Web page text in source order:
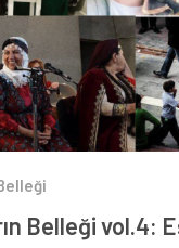
Belleği vol.4: